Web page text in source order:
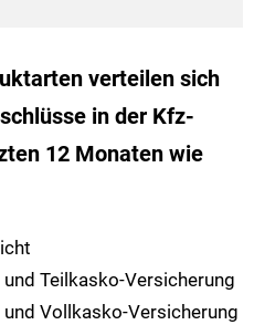
verteilen sich
in der Kfz-
12 Monaten wie
Teilkasko-Versicherung
Vollkasko-Versicherung